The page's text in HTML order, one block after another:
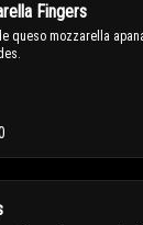
Fingers
queso mozzarella